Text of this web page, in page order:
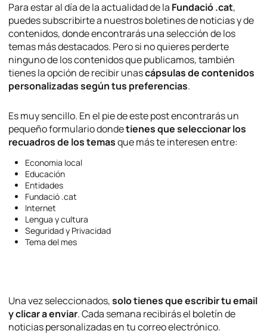
Para estar al día de la actualidad de la Fundació .cat,
puedes subscribirte a nuestros boletines de noticias y de
contenidos, donde encontrarás una selección de los
temas más destacados. Pero si no quieres perderte
ninguno de los contenidos que publicamos, también
tienes la opción de recibir unascápsulas de contenidos
personalizadas según tus preferencias.
Es muy sencillo. En el pie de este post encontrarás un
pequeño formulario dondetienes que seleccionar los
recuadros de los temasque más te interesen entre:
Economia local
Educación
Entidades
Fundació .cat
Internet
Lengua y cultura
Seguridad y Privacidad
Tema del mes
Una vez seleccionados,solo tienes que escribir tu email
y clicar a enviar. Cada semana recibirás el boletín de
noticias personalizadas en tu correo electrónico.